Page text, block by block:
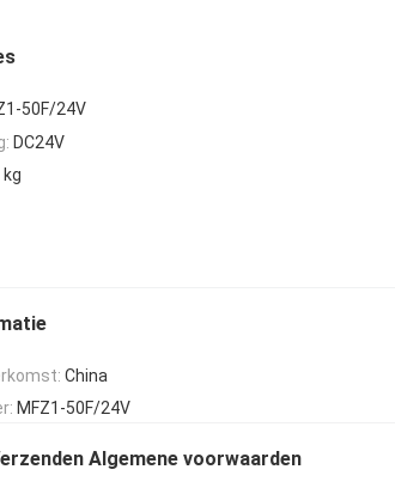
50F/24V
DC24V
kg
China
MFZ1-50F/24V
Algemene voorwaarden